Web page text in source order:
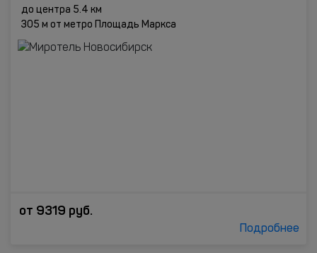
до центра 5.4 км
305 м от метро Площадь Маркса
от 9319 руб.
Подробнее